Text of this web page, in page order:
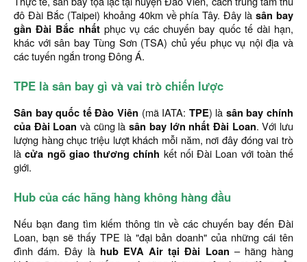
đô Đài Bắc (Taipei) khoảng 40km về phía Tây. Đây làsân bay
gần Đài Bắc nhấtphục vụ các chuyến bay quốc tế dài hạn,
khác với sân bay Tùng Sơn (TSA) chủ yếu phục vụ nội địa và
các tuyến ngắn trong Đông Á.
TPE là sân bay gì và vai trò chiến lược
Sân bay quốc tế Đào Viên (mã IATA: TPE) là sân bay chính
của Đài Loan và cũng làsân bay lớn nhất Đài Loan. Với lưu
lượng hàng chục triệu lượt khách mỗi năm, nơi đây đóng vai trò
làcửa ngõ giao thương chính kết nối Đài Loan với toàn thế
giới.
Hub của các hãng hàng không hàng đầu
Nếu bạn đang tìm kiếm thông tin về các chuyến bay đến Đài
Loan, bạn sẽ thấy TPE là "đại bản doanh" của những cái tên
đình đám. Đây là hub EVA Air tại Đài Loan – hãng hàng